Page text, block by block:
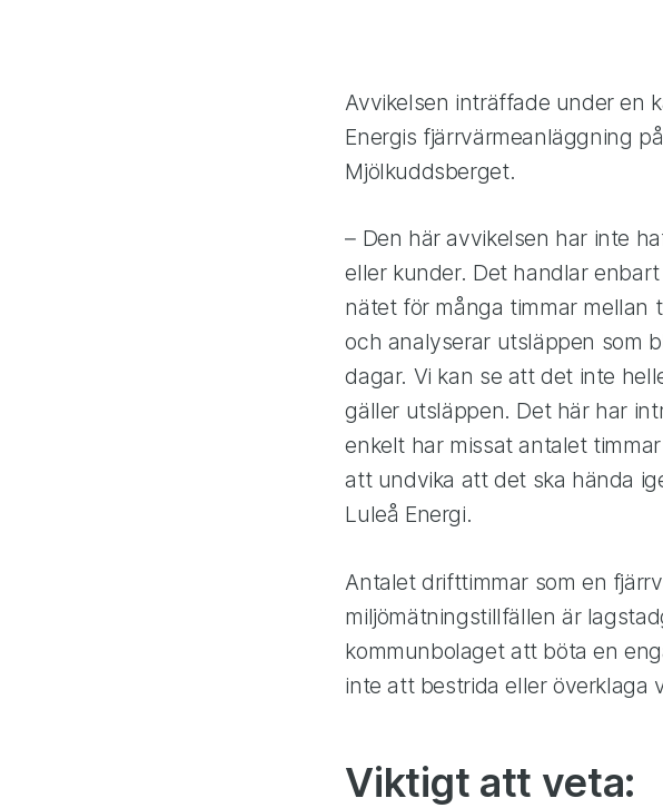
Avvikelsen inträffade under en
Energis fjärrvärmeanläggning
Mjölkuddsberget.
– Den här avvikelsen har inte
eller kunder. Det handlar
nätet för många timmar mellan
och analyserar utsläppen som
dagar. Vi kan se att det inte
gäller utsläppen. Det här har
enkelt har missat antalet
att undvika att det ska hända
Luleå Energi.
Antalet drifttimmar som en
miljömätningstillfällen är
kommunbolaget att böta en
inte att bestrida eller överklaga
Viktigt att veta: